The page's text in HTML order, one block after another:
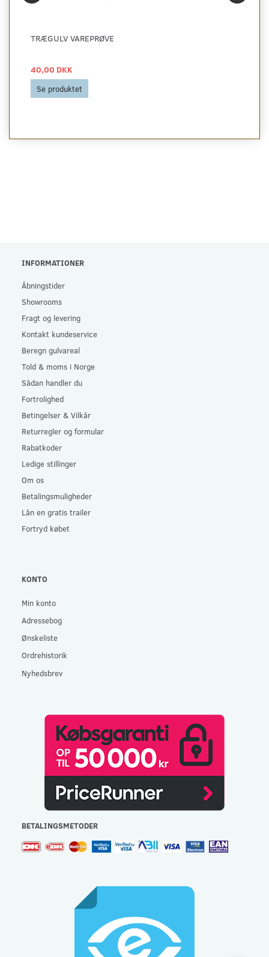
TRÆGULV VAREPRØVE
40,00 DKK
Se produktet
INFORMATIONER
Åbningstider
Showrooms
Fragt og levering
Kontakt kundeservice
Beregn gulvareal
Told & moms i Norge
Sådan handler du
Fortrolighed
Betingelser & Vilkår
Returregler og formular
Rabatkoder
Ledige stillinger
Om os
Betalingsmuligheder
Lån en gratis trailer
Fortryd købet
KONTO
Min konto
Adressebog
Ønskeliste
Ordrehistorik
Nyhedsbrev
BETALINGSMETODER